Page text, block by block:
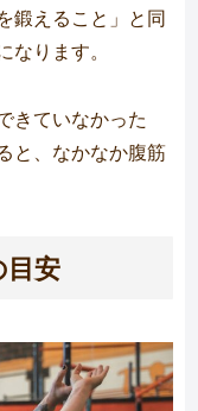
鍛えること」と同
ります。
きていなかった
と、なかなか腹筋
目安